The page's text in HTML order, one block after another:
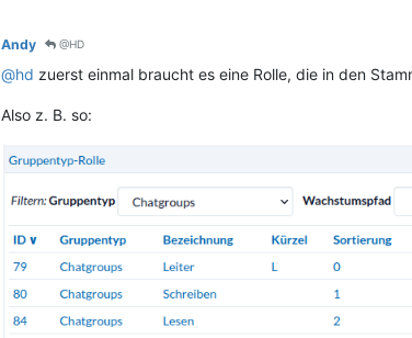
Andy @HD
@hd zuerst einmal braucht es eine Rolle, die in den
Also z. B. so: